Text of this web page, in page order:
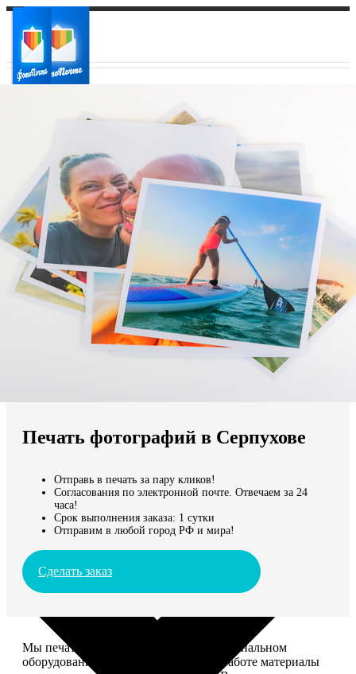
Ваш регион доставки
Выберите из списка:
Мы доставляем по всему миру
Продолжить без города
Печать фотографий в Серпухове
Отправь в печать за пару кликов!
Согласования по электронной почте. Отвечаем за 24
часа!
Срок выполнения заказа: 1 сутки
Отправим в любой город РФ и мира!
Сделать заказ
Мы печатаем фотографии на профессиональном
оборудовании Noritsu, используем в работе материалы